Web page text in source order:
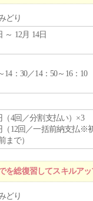
どり
～ 12月 14日
14：30／14：50～16：10
（4回／分割支払い）×3
（12回／一括前納支払※
まで）
を総復習してスキルア
どり